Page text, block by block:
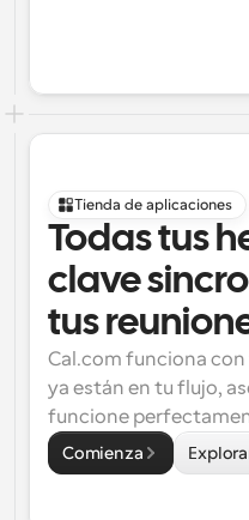
Tienda de aplicaciones
Todas tus
clave
tus
Cal.com funciona
ya están en tu flujo,
funcione
Comienza